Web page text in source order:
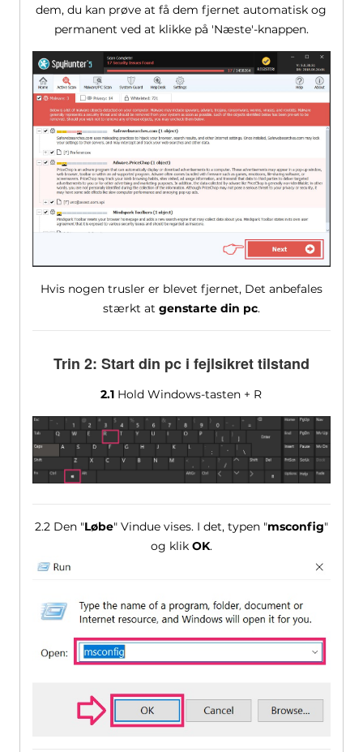
dem, du kan prøve at få dem fjernet automatisk og
permanent ved at klikke på 'Næste'-knappen.
Hvis nogen trusler er blevet fjernet, Det anbefales
stærkt at genstarte din pc.
Trin 2: Start din pc i fejlsikret tilstand
2.1 Hold Windows-tasten + R
2.2 Den "Løbe" Vindue vises. I det, typen "msconfig"
og klik OK.